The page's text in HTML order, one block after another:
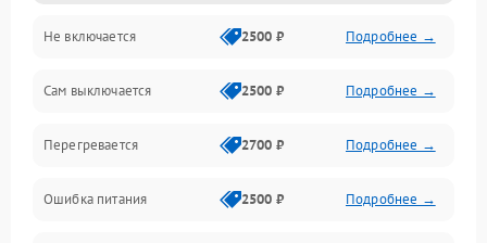
Не включается 2500 ₽ Подробнее →
Сам выключается 2500 ₽ Подробнее →
Перегревается 2700 ₽ Подробнее →
Ошибка питания 2500 ₽ Подробнее →